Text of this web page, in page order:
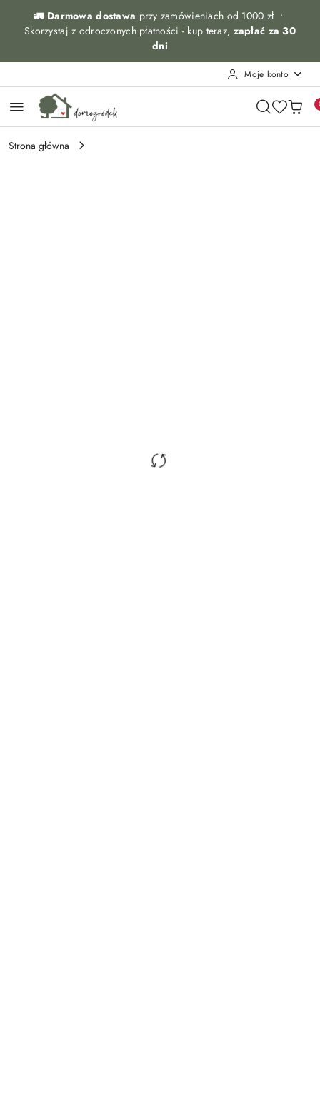
Przejdź do treści głównej
Przejdź do wyszukiwarki
Przejdź do moje konto
Przejdź do menu głównego
Przejdź do opisu produktu
Przejdź do stopki
🚛 Darmowa dostawa przy zamówieniach od 1000 zł •
Skorzystaj z odroczonych płatności - kup teraz, zapłać za 30
dni
Moje konto
Strona główna